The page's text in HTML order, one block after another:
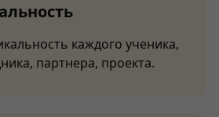
каждого ученика,
партнера, проекта.